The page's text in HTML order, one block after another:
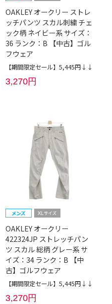
OAKLEY オークリー ストレ
ッチパンツ スカル刺繍 チェ
ック柄 ネイビー系 サイズ：
36 ランク：B 【中古】ゴル
フウェア
【期間限定セール】5,445円↓↓
3,270円
OAKLEY オークリー
422324JP ストレッチパン
ツ スカル 総柄 グレー系 サ
イズ：34 ランク：B 【中
古】ゴルフウェア
【期間限定セール】5,445円↓↓
3,270円